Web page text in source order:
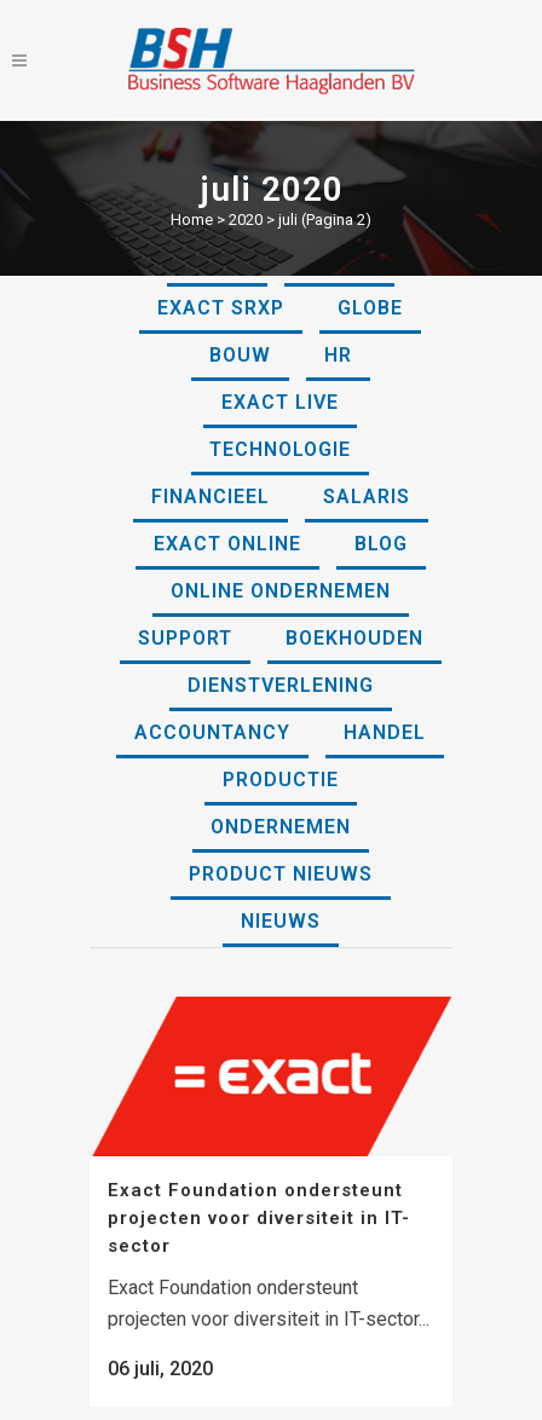
juli 2020
Home > 2020 > juli (Pagina 2)
ALLES ONLINE
EXACT SRXP GLOBE
BOUW HR
EXACT LIVE
TECHNOLOGIE
FINANCIEEL SALARIS
EXACT ONLINE BLOG
ONLINE ONDERNEMEN
SUPPORT BOEKHOUDEN
DIENSTVERLENING
ACCOUNTANCY HANDEL
PRODUCTIE
ONDERNEMEN
PRODUCT NIEUWS
NIEUWS
Exact Foundation ondersteunt
projecten voor diversiteit in IT-
sector
Exact Foundation ondersteunt
projecten voor diversiteit in IT-sector...
06 juli, 2020